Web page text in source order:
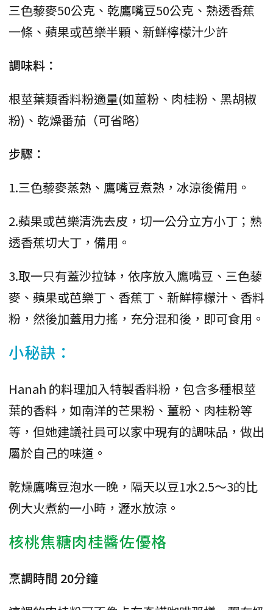
三色藜麥50公克、乾鷹嘴豆50公克、熟透香蕉
一條、蘋果或芭樂半顆、新鮮檸檬汁少許
調味料：
根莖葉類香料粉適量(如薑粉、肉桂粉、黑胡椒
粉)、乾燥番茄（可省略）
步驟：
1.三色藜麥蒸熟、鷹嘴豆煮熟，冰涼後備用。
2.蘋果或芭樂清洗去皮，切一公分立方小丁；熟
透香蕉切大丁，備用。
3.取一只有蓋沙拉缽，依序放入鷹嘴豆、三色藜
麥、蘋果或芭樂丁、香蕉丁、新鮮檸檬汁、香料
粉，然後加蓋用力搖，充分混和後，即可食用。
小秘訣：
Hanah 的料理加入特製香料粉，包含多種根莖
葉的香料，如南洋的芒果粉、薑粉、肉桂粉等
等，但她建議社員可以家中現有的調味品，做出
屬於自己的味道。
乾燥鷹嘴豆泡水一晚，隔天以豆1水2.5～3的比
例大火煮約一小時，瀝水放涼。
核桃焦糖肉桂醬佐優格
烹調時間 20分鐘